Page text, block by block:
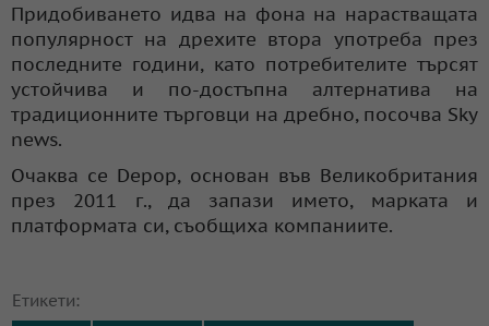
Придобиването идва на фона на нарастващата
популярност на дрехите втора употреба през
последните години, като потребителите търсят
устойчива и по-достъпна алтернатива на
традиционните търговци на дребно, посочва Sky
news.
Очаква се Depop, основан във Великобритания
през 2011 г., да запази името, марката и
платформата си, съобщиха компаниите.
Етикети: